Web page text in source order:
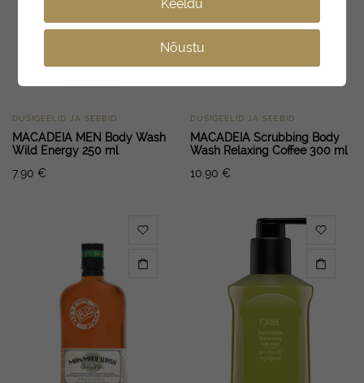
DUŠIGEELID JA SEEBID
MACADEIA MEN Body Wash
Wild Energy 250 ml
7.90 €
DUŠIGEELID JA SEEBID
MACADEIA Scrubbing Body
Wash Relaxing Coffee 300 ml
10.90 €
Keeldu
Nõustu